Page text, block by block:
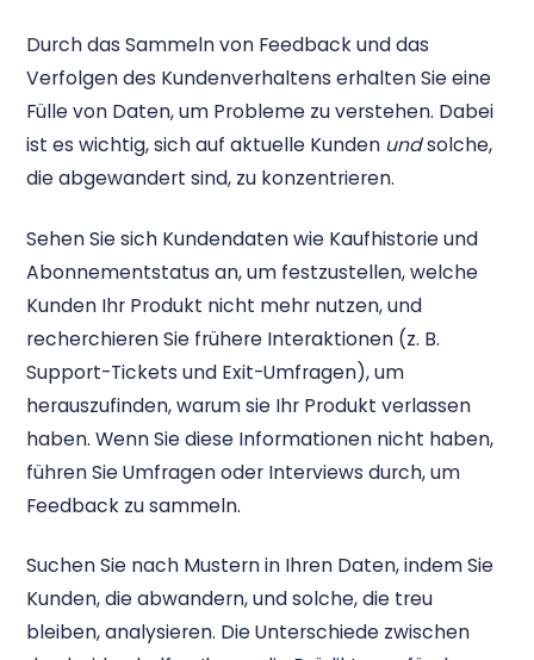
Durch das Sammeln von Feedback und das
Verfolgen des Kundenverhaltens erhalten Sie eine
Fülle von Daten, um Probleme zu verstehen. Dabei
ist es wichtig, sich auf aktuelle Kunden undsolche,
die abgewandert sind, zu konzentrieren.
Sehen Sie sich Kundendaten wie Kaufhistorie und
Abonnementstatus an, um festzustellen, welche
Kunden Ihr Produkt nicht mehr nutzen, und
recherchieren Sie frühere Interaktionen (z. B.
Support-Tickets und Exit-Umfragen), um
herauszufinden, warum sie Ihr Produkt verlassen
haben. Wenn Sie diese Informationen nicht haben,
führen Sie Umfragen oder Interviews durch, um
Feedback zu sammeln.
Suchen Sie nach Mustern in Ihren Daten, indem Sie
Kunden, die abwandern, und solche, die treu
bleiben, analysieren. Die Unterschiede zwischen